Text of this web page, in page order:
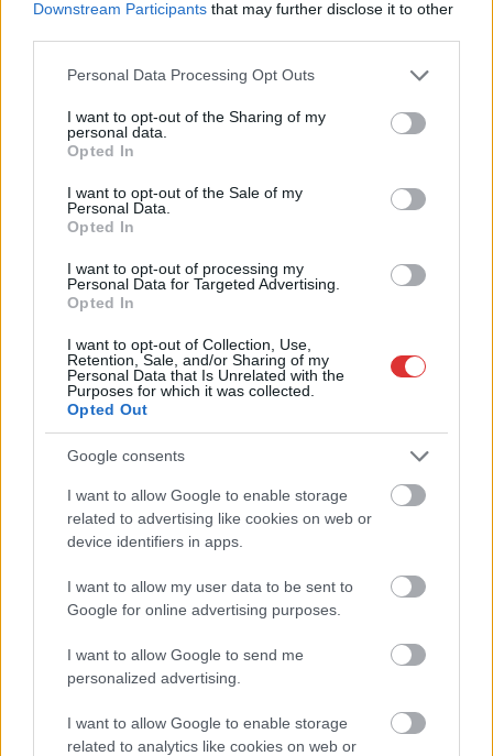
Downstream Participants that may further disclose it to other
Please note that this website/app uses one or more Google
not limited to your visit or usage behaviour. You may click to
grant or deny consent to Google and its third-party tags to
use your data for below specified purposes in below Google
consent section.
Personal Data Processing Opt Outs
I want to opt-out of the Sharing of my
personal data.
Opted In
I want to opt-out of the Sale of my
Personal Data.
Opted In
I want to opt-out of processing my
Personal Data for Targeted Advertising.
Opted In
I want to opt-out of Collection, Use,
Retention, Sale, and/or Sharing of my
Personal Data that Is Unrelated with the
Purposes for which it was collected.
Opted Out
Google consents
I want to allow Google to enable storage
related to advertising like cookies on web or
device identifiers in apps.
I want to allow my user data to be sent to
Google for online advertising purposes.
I want to allow Google to send me
personalized advertising.
I want to allow Google to enable storage
related to analytics like cookies on web or
Szolnok
Hírlevél feliratkozás
Adja meg keresztnevét:
Adja
meg e-mail címét:
Nem szeretne lemaradni semmiről? Csak egy kattintás, és hírlevelünk a
legfrissebb információkkal és exkluzív tartalmakkal hétről hétre